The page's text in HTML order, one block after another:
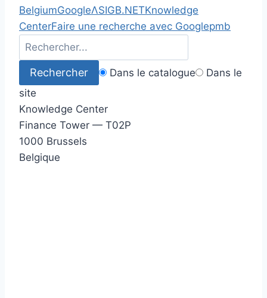
BelgiumGoogleΛSIGB.NETKnowledge
CenterFaire une recherche avec Googlepmb
Dans le catalogue
Dans le
site
Knowledge Center
Finance Tower — T02P
1000 Brussels
Belgique